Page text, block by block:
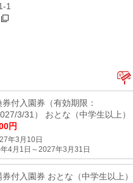
付入園券（有効期限：
3/31） おとな（中学生以上）
円
年3月10日
4月1日～2027年3月31日
付入園券 おとな（中学生以上）